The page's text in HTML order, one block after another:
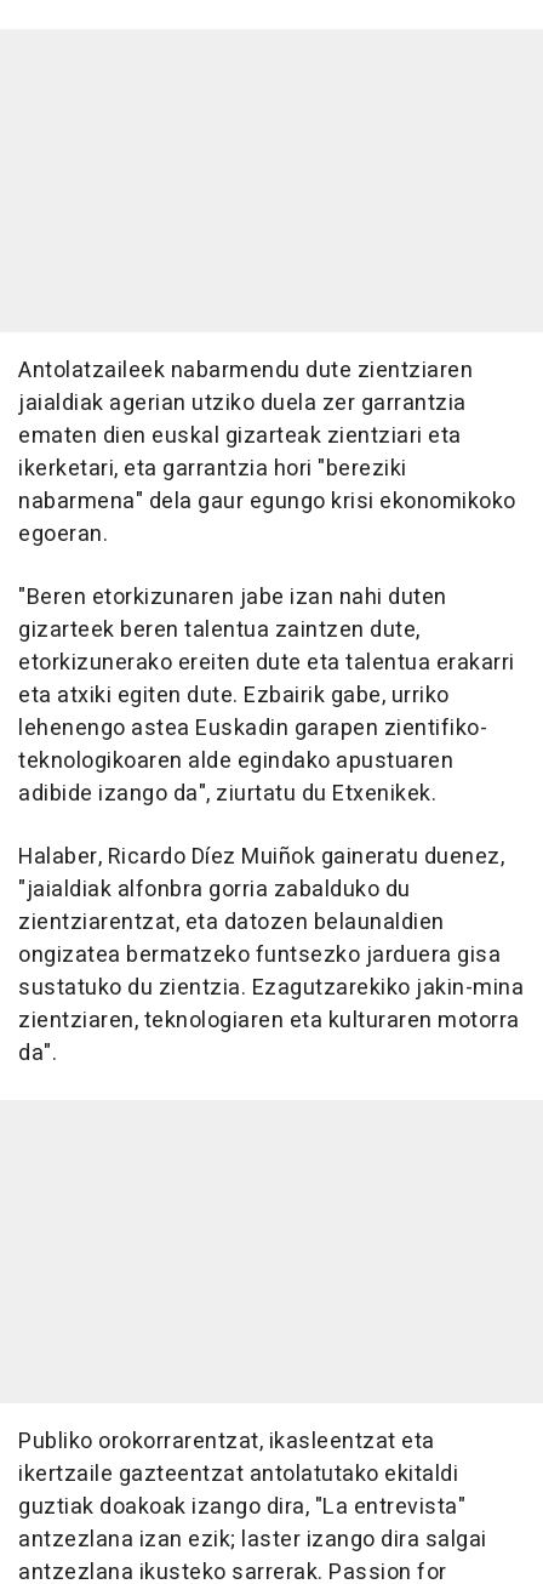
Antolatzaileek nabarmendu dute zientziaren
jaialdiak agerian utziko duela zer garrantzia
ematen dien euskal gizarteak zientziari eta
ikerketari, eta garrantzia hori "bereziki
nabarmena" dela gaur egungo krisi ekonomikoko
egoeran.
"Beren etorkizunaren jabe izan nahi duten
gizarteek beren talentua zaintzen dute,
etorkizunerako ereiten dute eta talentua erakarri
eta atxiki egiten dute. Ezbairik gabe, urriko
lehenengo astea Euskadin garapen zientifiko-
teknologikoaren alde egindako apustuaren
adibide izango da", ziurtatu du Etxenikek.
Halaber, Ricardo Díez Muiñok gaineratu duenez,
"jaialdiak alfonbra gorria zabalduko du
zientziarentzat, eta datozen belaunaldien
ongizatea bermatzeko funtsezko jarduera gisa
sustatuko du zientzia. Ezagutzarekiko jakin-mina
zientziaren, teknologiaren eta kulturaren motorra
da".
Publiko orokorrarentzat, ikasleentzat eta
ikertzaile gazteentzat antolatutako ekitaldi
guztiak doakoak izango dira, "La entrevista"
antzezlana izan ezik; laster izango dira salgai
antzezlana ikusteko sarrerak. Passion for